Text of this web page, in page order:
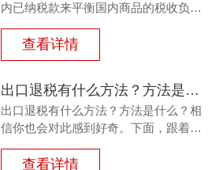
内已纳税款来平衡国内商品的税收负
品出口退税流程如何？能退多少？广州
鸿裕财税以下用案例说明。
查看详情
出口退税有什么方法？方法是什么？
出口退税有什么方法？方法是什么？相
信你也会对此感到好奇。下面，跟着广
查看详情